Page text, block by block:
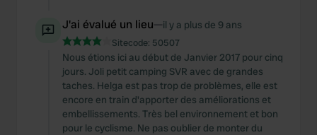
J'ai évalué un lieu—il y a plus de 9 ans
Sitecode: 50507
Nous étions ici au début de Janvier 2017 pour cinq
jours. Joli petit camping SVR avec de grandes
taches. Helga est pas trop de problèmes, elle est
encore en train d'apporter des améliorations et
embellissements. Très bel environnement et bon
pour le cyclisme. Ne pas oublier de monter du